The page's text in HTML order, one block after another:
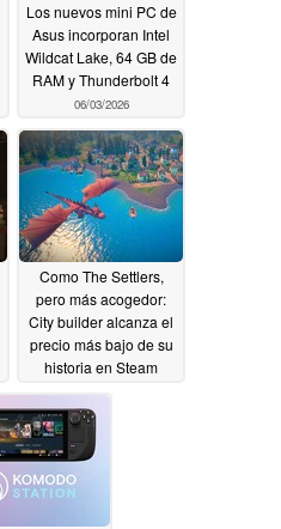
Los nuevos mini PC de
Asus incorporan Intel
Wildcat Lake, 64 GB de
RAM y Thunderbolt 4
06/03/2026
Como The Settlers,
pero más acogedor:
City builder alcanza el
precio más bajo de su
historia en Steam
06/02/2026